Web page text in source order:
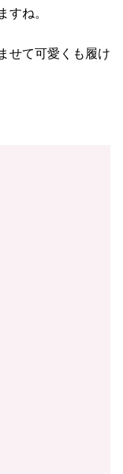
すね。
せて可愛くも履け